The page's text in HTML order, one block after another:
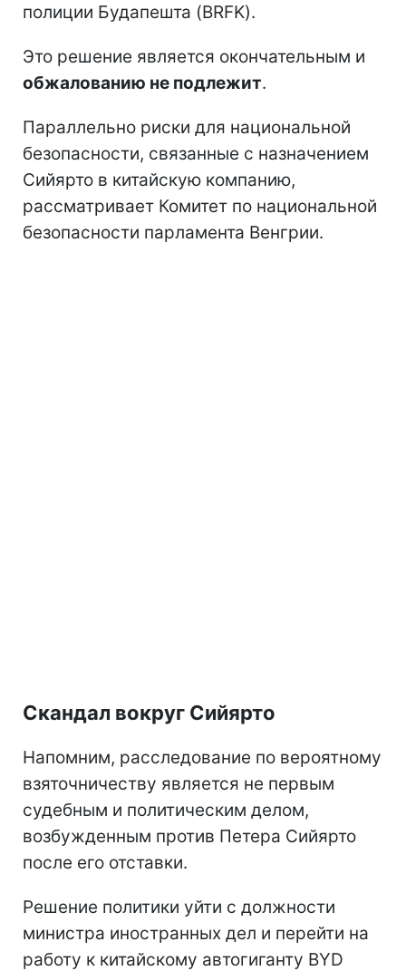
полиции Будапешта (BRFK).
Это решение является окончательным и
обжалованию не подлежит.
Параллельно риски для национальной
безопасности, связанные с назначением
Сийярто в китайскую компанию,
рассматривает Комитет по национальной
безопасности парламента Венгрии.
Скандал вокруг Сийярто
Напомним, расследование по вероятному
взяточничеству является не первым
судебным и политическим делом,
возбужденным против Петера Сийярто
после его отставки.
Решение политики уйти с должности
министра иностранных дел и перейти на
работу к китайскому автогиганту BYD